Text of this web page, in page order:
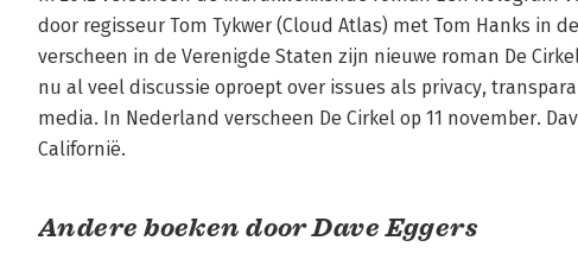
door regisseur Tom Tykwer (Cloud Atlas) met Tom Hanks in
verscheen in de Verenigde Staten zijn nieuwe roman De
nu al veel discussie oproept over issues als privacy,
media. In Nederland verscheen De Cirkel op 11 november.
Californië.
Andere boeken door Dave Eggers